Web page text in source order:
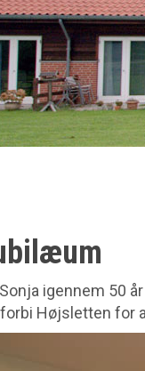
igennem 50
Højsletten for